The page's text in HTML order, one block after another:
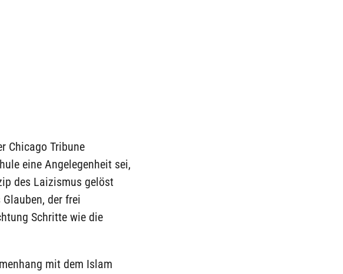
Chicago Tribune
eine Angelegenheit sei,
des Laizismus gelöst
der frei
Schritte wie die
mit dem Islam